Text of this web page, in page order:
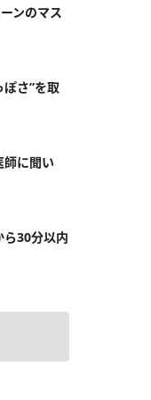
ンのマス
ぽさ”を取
に聞い
ら30分以内